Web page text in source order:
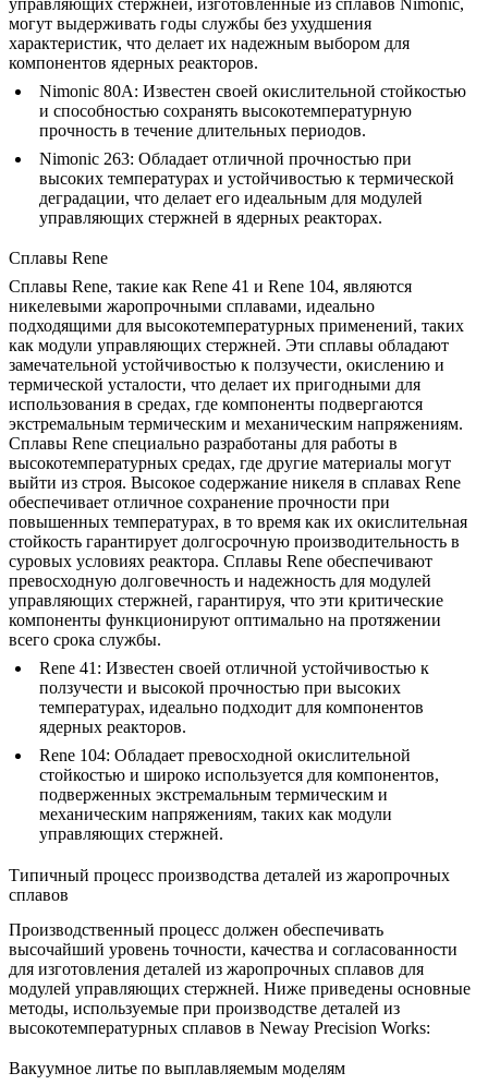
управляющих стержней, изготовленные из сплавов Nimonic,
могут выдерживать годы службы без ухудшения
характеристик, что делает их надежным выбором для
компонентов ядерных реакторов.
Nimonic 80A: Известен своей окислительной стойкостью
и способностью сохранять высокотемпературную
прочность в течение длительных периодов.
Nimonic 263: Обладает отличной прочностью при
высоких температурах и устойчивостью к термической
деградации, что делает его идеальным для модулей
управляющих стержней в ядерных реакторах.
Сплавы Rene
Сплавы Rene, такие как Rene 41 и Rene 104, являются
никелевыми жаропрочными сплавами, идеально
подходящими для высокотемпературных применений, таких
как модули управляющих стержней. Эти сплавы обладают
замечательной устойчивостью к ползучести, окислению и
термической усталости, что делает их пригодными для
использования в средах, где компоненты подвергаются
экстремальным термическим и механическим напряжениям.
Сплавы Rene специально разработаны для работы в
высокотемпературных средах, где другие материалы могут
выйти из строя. Высокое содержание никеля в сплавах Rene
обеспечивает отличное сохранение прочности при
повышенных температурах, в то время как их окислительная
стойкость гарантирует долгосрочную производительность в
суровых условиях реактора. Сплавы Rene обеспечивают
превосходную долговечность и надежность для модулей
управляющих стержней, гарантируя, что эти критические
компоненты функционируют оптимально на протяжении
всего срока службы.
Rene 41: Известен своей отличной устойчивостью к
ползучести и высокой прочностью при высоких
температурах, идеально подходит для компонентов
ядерных реакторов.
Rene 104: Обладает превосходной окислительной
стойкостью и широко используется для компонентов,
подверженных экстремальным термическим и
механическим напряжениям, таких как модули
управляющих стержней.
Типичный процесс производства деталей из жаропрочных
сплавов
Производственный процесс должен обеспечивать
высочайший уровень точности, качества и согласованности
для изготовления деталей из жаропрочных сплавов для
модулей управляющих стержней. Ниже приведены основные
методы, используемые при производстве деталей из
высокотемпературных сплавов в Neway Precision Works:
Вакуумное литье по выплавляемым моделям